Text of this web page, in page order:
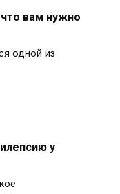
вам нужно
одной из
у